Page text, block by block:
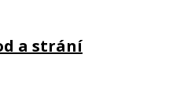
a strání